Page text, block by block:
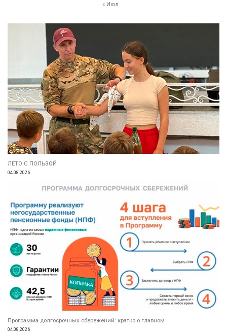
« Июл
ЛЕТО С ПОЛЬЗОЙ
04.08.2026
Программа долгосрочных сбережений: кратко о главном
04.08.2026